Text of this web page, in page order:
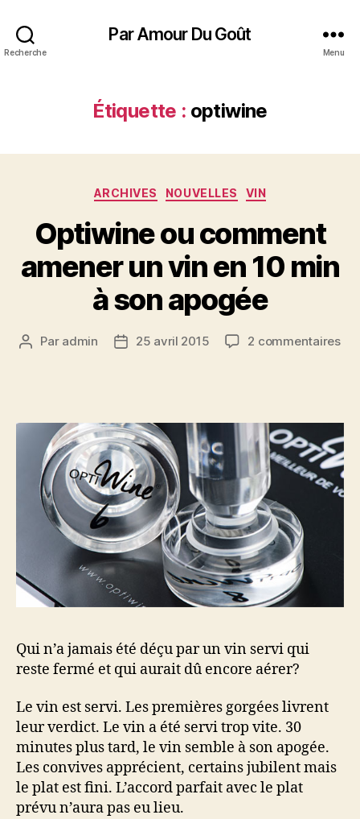
Recherche
Par Amour Du Goût
Menu
Étiquette : optiwine
Catégories
ARCHIVES NOUVELLES VIN
Optiwine ou comment
amener un vin en 10 min
à son apogée
Auteur
Par admin
Date25 avril 2015 2 commentairessur
vin
en
10
Qui n’a jamais été déçu par un vin servi qui
reste fermé et qui aurait dû encore aérer?
Le vin est servi. Les premières gorgées livrent
leur verdict. Le vin a été servi trop vite. 30
minutes plus tard, le vin semble à son apogée.
Les convives apprécient, certains jubilent mais
le plat est fini. L’accord parfait avec le plat
prévu n’aura pas eu lieu.